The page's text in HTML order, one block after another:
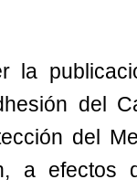
la
del
del
a